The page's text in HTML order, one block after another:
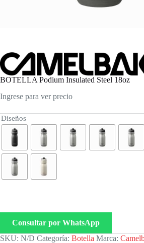
BOTELLA Podium Insulated Steel 18oz
Ingrese para ver precio
Diseños
Consultar por WhatsApp
SKU: N/D Categoría: Botella Marca: